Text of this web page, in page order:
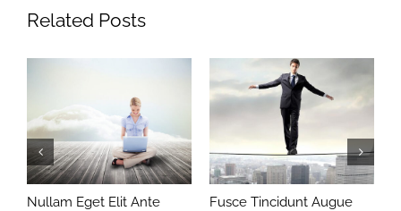
Related Posts
Nullam Eget Elit Ante Fusce Tincidunt Augue